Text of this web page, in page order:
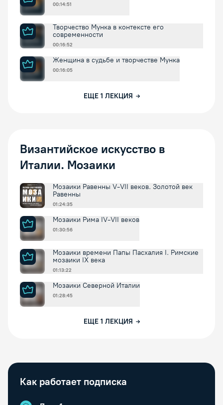
00:14:51
Творчество Мунка в контексте его
современности
00:16:52
Женщина в судьбе и творчестве Мунка
00:16:05
ЕЩЕ 1 ЛЕКЦИЯ
Византийское искусство в
Италии. Мозаики
Мозаики Равенны V-VII веков. Золотой век
Равенны
01:24:35
Мозаики Рима IV-VII веков
01:30:56
Мозаики времени Папы Пасхалия I. Римские
мозаики IX века
01:13:22
Мозаики Северной Италии
01:28:45
ЕЩЕ 1 ЛЕКЦИЯ
Как работает подписка